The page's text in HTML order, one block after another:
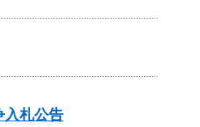
札公告